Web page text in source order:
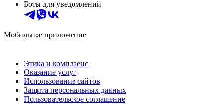
Боты для уведомлений
Мобильное приложение
Этика и комплаенс
Оказание услуг
Использование сайтов
Защита персональных данных
Пользовательское соглашение